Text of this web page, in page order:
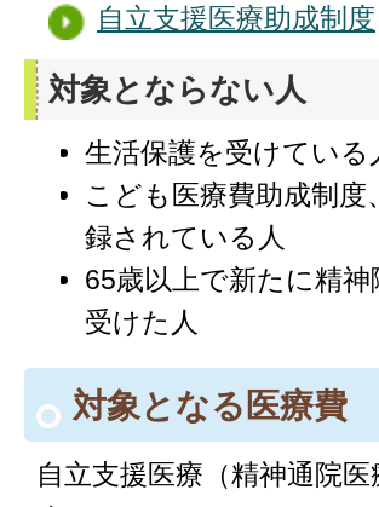
自立支援医療助成制度
対象とならない人
生活保護を受けている
こども医療費助成制
録されている人
65歳以上で新たに精
受けた人
対象となる医療費
自立支援医療（精神通院